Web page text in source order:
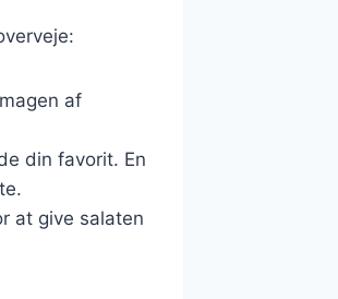
af
din favorit. En
at give salaten